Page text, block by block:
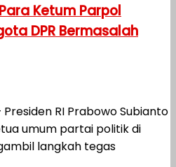
Ketum Parpol
DPR Bermasalah
RI Prabowo Subianto
umum partai politik di
langkah tegas